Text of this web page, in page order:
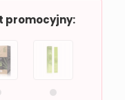
promocyjny: